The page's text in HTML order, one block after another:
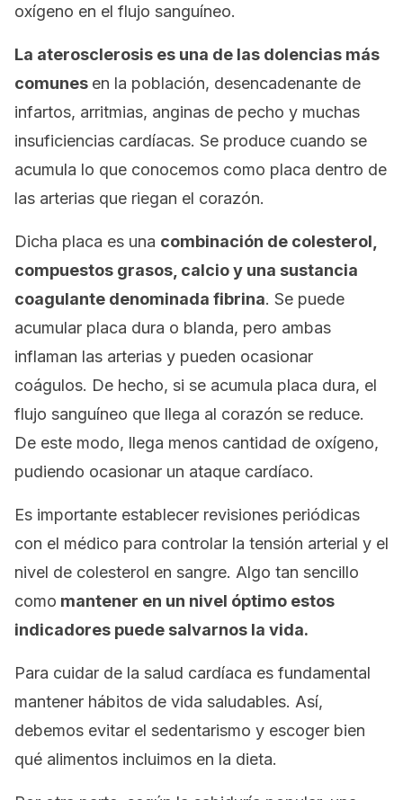
oxígeno en el flujo sanguíneo.
La aterosclerosis es una de las dolencias más
comunes en la población, desencadenante de
infartos, arritmias, anginas de pecho y muchas
insuficiencias cardíacas. Se produce cuando se
acumula lo que conocemos como placa dentro de
las arterias que riegan el corazón.
Dicha placa es una combinación de colesterol,
compuestos grasos, calcio y una sustancia
coagulante denominada fibrina. Se puede
acumular placa dura o blanda, pero ambas
inflaman las arterias y pueden ocasionar
coágulos. De hecho, si se acumula placa dura, el
flujo sanguíneo que llega al corazón se reduce.
De este modo, llega menos cantidad de oxígeno,
pudiendo ocasionar un ataque cardíaco.
Es importante establecer revisiones periódicas
con el médico para controlar la tensión arterial y el
nivel de colesterol en sangre. Algo tan sencillo
como mantener en un nivel óptimo estos
indicadores puede salvarnos la vida.
Para cuidar de la salud cardíaca es fundamental
mantener hábitos de vida saludables. Así,
debemos evitar el sedentarismo y escoger bien
qué alimentos incluimos en la dieta.